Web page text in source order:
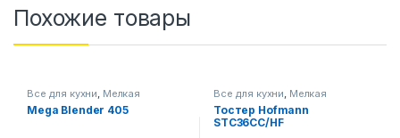
Похожие товары
Все для кухни, Мелкая
кухонная техника
Mega Blender 405
Все для кухни, Мелкая
кухонная техника
Тостер Hofmann
STC36CC/HF